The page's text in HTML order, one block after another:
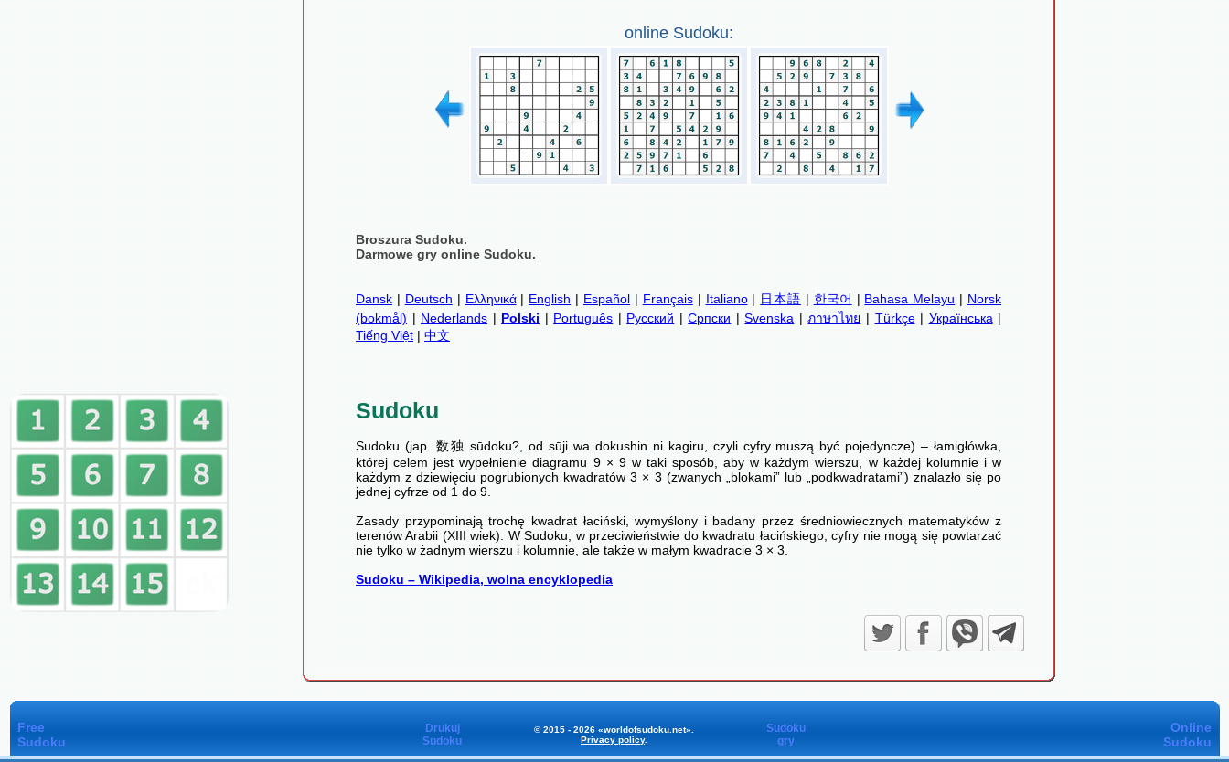
online Sudoku:
Broszura Sudoku.
Darmowe gry online Sudoku.
Dansk | Deutsch | Ελληνικά| English | Español | Français| Italiano| 日本語 | 한국어 | Bahasa Melayu | Norsk
(bokmål) | Nederlands | Polski | Português | Русский |Српски |Svenska |ภาษาไทย | Türkçe| Українська |
Tiếng Việt | 中文
Sudoku
Sudoku (jap. 数独 sūdoku?, od sūji wa dokushin ni kagiru, czyli cyfry muszą być pojedyncze) – łamigłówka,
której celem jest wypełnienie diagramu 9 × 9 w taki sposób, aby w każdym wierszu, w każdej kolumnie i w
każdym z dziewięciu pogrubionych kwadratów 3 × 3 (zwanych „blokami” lub „podkwadratami”) znalazło się po
jednej cyfrze od 1 do 9.
Zasady przypominają trochę kwadrat łaciński, wymyślony i badany przez średniowiecznych matematyków z
terenów Arabii (XIII wiek). W Sudoku, w przeciwieństwie do kwadratu łacińskiego, cyfry nie mogą się powtarzać
nie tylko w żadnym wierszu i kolumnie, ale także w małym kwadracie 3 × 3.
Sudoku – Wikipedia, wolna encyklopedia
Free
Sudoku
Drukuj
Sudoku
© 2015 - 2026 «worldofsudoku.net».
Privacy policy.
Sudoku
gry
Online
Sudoku